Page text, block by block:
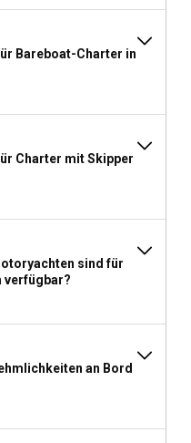
in vollen Zügen genießen
Bareboat-Charter in
Charter mit Skipper
sind für
verfügbar?
an Bord